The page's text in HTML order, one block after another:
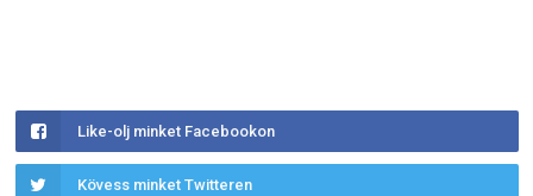
Like-olj minket Facebookon
Kövess minket Twitteren